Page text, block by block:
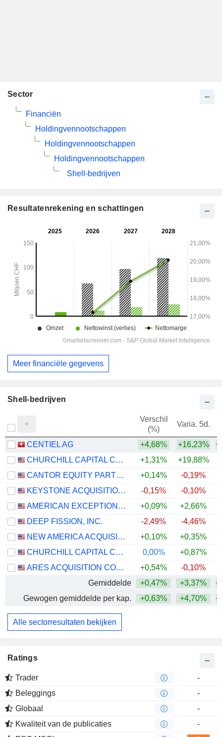
Shell-bedrijven
Verschil
(%)
Varia. 5d.
CENTIEL AG +4,68% +16,23%
CHURCHILL CAPITAL CORP XI
+1,31%
+19,88%
CANTOR EQUITY PARTNERS IV, INC.
+0,14%
-0,19%
KEYSTONE ACQUISITION CORP.
-0,15%
-0,10%
AMERICAN EXCEPTIONALISM ACQUISITION CORP. A
+0,09%
+2,66%
DEEP FISSION, INC.
-2,49%
-4,46%
NEW AMERICA ACQUISITION I CORP.
+0,10%
+0,35%
CHURCHILL CAPITAL CORP XIII
0,00%
+0,87%
ARES ACQUISITION CORPORATION III
+0,54%
-0,10%
Gemiddelde
+0,47% +3,37%
Gewogen gemiddelde per kap.
+0,63% +4,70%
Alle sectorresultaten bekijken
Sector
Financiën
Holdingvennootschappen
Holdingvennootschappen
Holdingvennootschappen
Shell-bedrijven
Ratings
Trader
-
Beleggings
-
Globaal
-
Kwaliteit van de publicaties
-
Resultatenrekening en schattingen
Meer financiële gegevens